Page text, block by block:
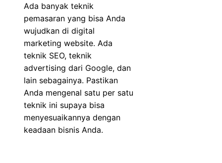
Ada banyak teknik
pemasaran yang bisa Anda
wujudkan di digital
marketing website. Ada
teknik SEO, teknik
advertising dari Google, dan
lain sebagainya. Pastikan
Anda mengenal satu per satu
teknik ini supaya bisa
menyesuaikannya dengan
keadaan bisnis Anda.